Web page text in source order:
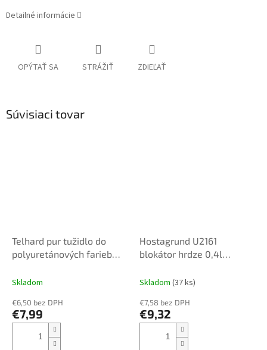
Detailné informácie
OPÝTAŤ SA STRÁŽIŤ ZDIEĽAŤ
Súvisiaci tovar
Telhard pur tužidlo do
polyuretánových farieb
Skladom
€6,50 bez DPH
€7,99
Hostagrund U2161
blokátor hrdze 0,4l
Skladom (37 ks)
€7,58 bez DPH
€9,32